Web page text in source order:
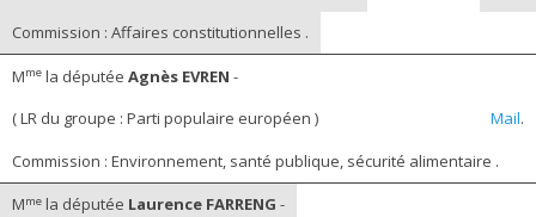
Commission : Affaires constitutionnelles .
Mmela députée Agnès EVREN -
( LR du groupe : Parti populaire européen )
Mail.
Commission : Environnement, santé publique, sécurité alimentaire .
Mmela députée Laurence FARRENG -